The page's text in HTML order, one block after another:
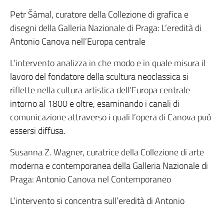
Petr Šámal, curatore della Collezione di grafica e
disegni della Galleria Nazionale di Praga: L’eredità di
Antonio Canova nell’Europa centrale
L’intervento analizza in che modo e in quale misura il
lavoro del fondatore della scultura neoclassica si
riflette nella cultura artistica dell’Europa centrale
intorno al 1800 e oltre, esaminando i canali di
comunicazione attraverso i quali l’opera di Canova può
essersi diffusa.
Susanna Z. Wagner, curatrice della Collezione di arte
moderna e contemporanea della Galleria Nazionale di
Praga: Antonio Canova nel Contemporaneo
L’intervento si concentra sull’eredità di Antonio